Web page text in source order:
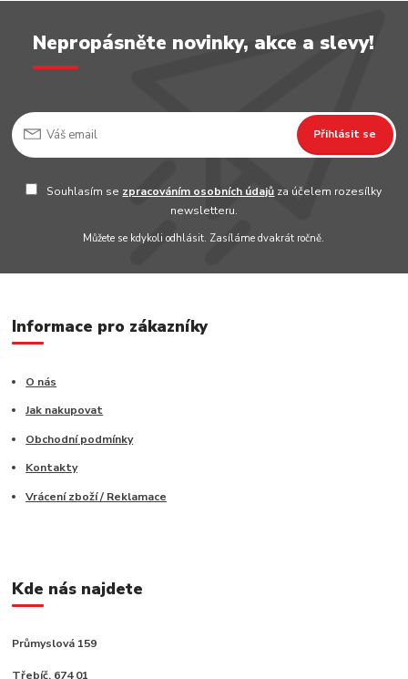
Nepropásněte novinky, akce a slevy!
Přihlásit se
Souhlasím se zpracováním osobních údajů za účelem rozesílky
newsletteru.
Můžete se kdykoli odhlásit. Zasíláme dvakrát ročně.
Informace pro zákazníky
O nás
Jak nakupovat
Obchodní podmínky
Kontakty
Vrácení zboží / Reklamace
Kde nás najdete
Průmyslová 159
Třebíč, 674 01